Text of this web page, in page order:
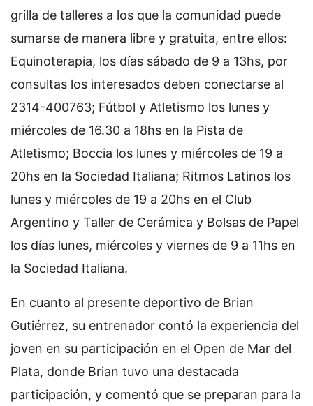
grilla de talleres a los que la comunidad puede
sumarse de manera libre y gratuita, entre ellos:
Equinoterapia, los días sábado de 9 a 13hs, por
consultas los interesados deben conectarse al
2314-400763; Fútbol y Atletismo los lunes y
miércoles de 16.30 a 18hs en la Pista de
Atletismo; Boccia los lunes y miércoles de 19 a
20hs en la Sociedad Italiana; Ritmos Latinos los
lunes y miércoles de 19 a 20hs en el Club
Argentino y Taller de Cerámica y Bolsas de Papel
los días lunes, miércoles y viernes de 9 a 11hs en
la Sociedad Italiana.
En cuanto al presente deportivo de Brian
Gutiérrez, su entrenador contó la experiencia del
joven en su participación en el Open de Mar del
Plata, donde Brian tuvo una destacada
participación, y comentó que se preparan para la